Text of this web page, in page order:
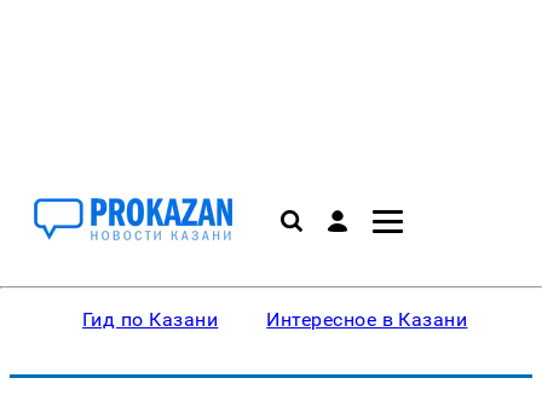
Гид по Казани Интересное в Казани